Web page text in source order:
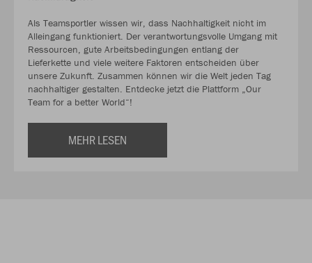
Als Teamsportler wissen wir, dass Nachhaltigkeit nicht im
Alleingang funktioniert. Der verantwortungsvolle Umgang mit
Ressourcen, gute Arbeitsbedingungen entlang der
Lieferkette und viele weitere Faktoren entscheiden über
unsere Zukunft. Zusammen können wir die Welt jeden Tag
nachhaltiger gestalten. Entdecke jetzt die Plattform „Our
Team for a better World“!
MEHR LESEN